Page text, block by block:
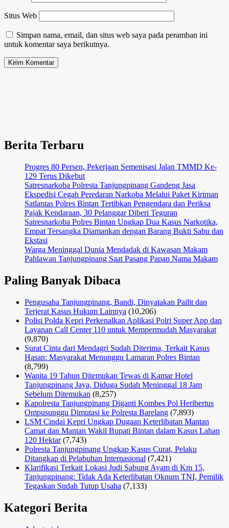
Situs Web
Simpan nama, email, dan situs web saya pada peramban ini
untuk komentar saya berikutnya.
Berita Terbaru
Progres 80 Persen, Pekerjaan Semenisasi Jalan TMMD Ke-
129 Terus Dikebut
Satresnarkoba Polresta Tanjungpinang Gandeng Jasa
Ekspedisi Cegah Peredaran Narkoba Melalui Paket Kiriman
Satlantas Polres Bintan Tertibkan Pengendara dan Periksa
Pajak Kendaraan, 30 Pelanggar Diberi Teguran
Satresnarkoba Polres Bintan Ungkap Dua Kasus Narkotika,
Empat Tersangka Diamankan dengan Barang Bukti Sabu dan
Ekstasi
Warga Meninggal Dunia Mendadak di Kawasan Makam
Pahlawan Tanjungpinang Saat Pasang Papan Nama Makam
Paling Banyak Dibaca
Pengusaha Tanjungpinang, Bandi, Dinyatakan Pailit dan
Terjerat Kasus Hukum Lainnya (10,206)
Polisi Polda Kepri Perkenalkan Aplikasi Polri Super App dan
Layanan Call Center 110 untuk Mempermudah Masyarakat
(9,870)
Surat Cinta dari Mendagri Sudah Diterima, Terkait Kasus
Hasan: Masyarakat Menunggu Lamaran Polres Bintan
(8,799)
Wanita 19 Tahun Ditemukan Tewas di Kamar Hotel
Tanjungpinang Jaya, Diduga Sudah Meninggal 18 Jam
Sebelum Ditemukan (8,257)
Kapolresta Tanjungpinang Diganti Kombes Pol Heribertus
Ompusunggu Dimutasi ke Polresta Barelang (7,893)
LSM Cindai Kepri Ungkap Dugaan Keterlibatan Mantan
Camat dan Mantan Wakil Bupati Bintan dalam Kasus Lahan
120 Hektar (7,743)
Polresta Tanjungpinang Ungkap Kasus Curat, Pelaku
Ditangkap di Pelabuhan Internasional (7,421)
Klarifikasi Terkait Lokasi Judi Sabung Ayam di Km 15,
Tanjungpinang: Tidak Ada Keterlibatan Oknum TNI, Pemilik
Tegaskan Sudah Tutup Usaha (7,133)
Kategori Berita